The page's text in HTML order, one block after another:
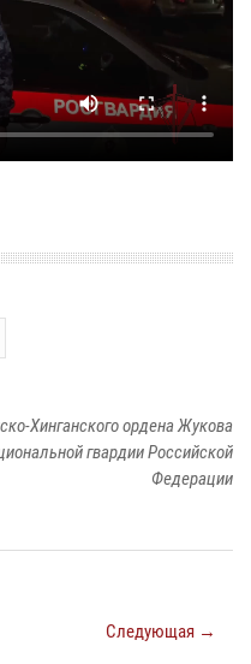
Хинганского ордена Жукова
гвардии Российской
Федерации
Следующая →